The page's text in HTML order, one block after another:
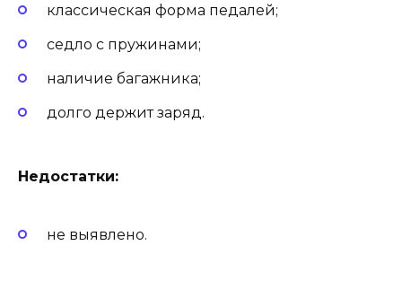
классическая форма педалей;
седло с пружинами;
наличие багажника;
долго держит заряд.
Недостатки:
не выявлено.